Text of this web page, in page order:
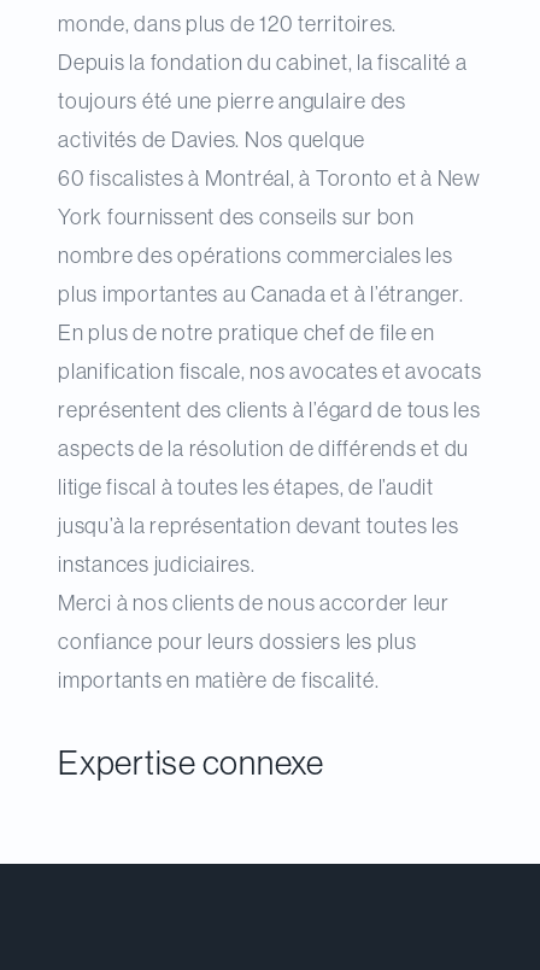
monde, dans plus de 120 territoires.
Depuis la fondation du cabinet, la fiscalité a
toujours été une pierre angulaire des
activités de Davies. Nos quelque
60 fiscalistes à Montréal, à Toronto et à New
York fournissent des conseils sur bon
nombre des opérations commerciales les
plus importantes au Canada et à l’étranger.
En plus de notre pratique chef de file en
planification fiscale, nos avocates et avocats
représentent des clients à l’égard de tous les
aspects de la résolution de différends et du
litige fiscal à toutes les étapes, de l’audit
jusqu’à la représentation devant toutes les
instances judiciaires.
Merci à nos clients de nous accorder leur
confiance pour leurs dossiers les plus
importants en matière de fiscalité.
Expertise connexe